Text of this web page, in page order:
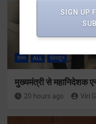
राज्य ALL देहरादून
मुख्यमंत्री से महानिदेशक
20 hours ago Viri
SIGN UP